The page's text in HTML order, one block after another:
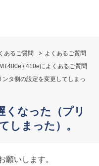
あるご質問
よくあるご質問
/ 410eによくあるご質問
タ側の設定を変更してしまっ
くなった（プリ
しまった）。
願いします。